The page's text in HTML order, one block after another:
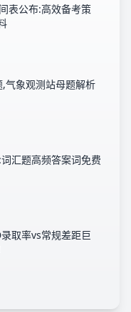
表公布:高效备考策
气象观测站母题解析
汇题高频答案词免费
取率vs常规差距巨